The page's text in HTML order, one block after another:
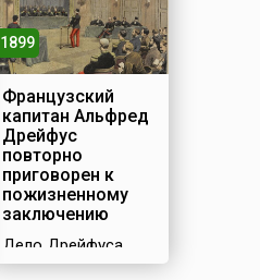
1899
Французский
капитан Альфред
Дрейфус
повторно
приговорен к
пожизненному
заключению
Дело Дрейфуса,
которое французы